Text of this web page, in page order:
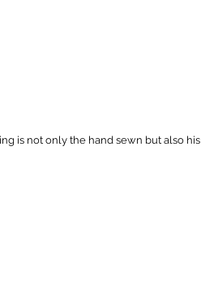
is not only the hand sewn but also his